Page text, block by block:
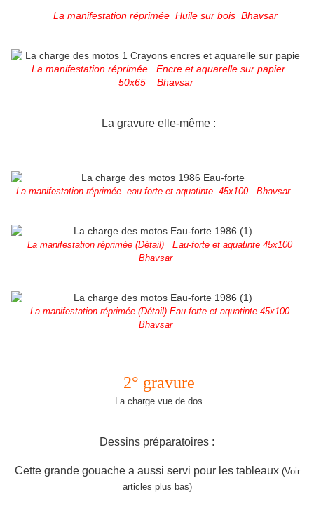
La manifestation réprimée Huile sur bois Bhavsar
La manifestation réprimée Encre et aquarelle sur papier
50x65 Bhavsar
La gravure elle-même :
La manifestation réprimée eau-forte et aquatinte 45x100 Bhavsar
La manifestation réprimée (Détail) Eau-forte et aquatinte 45x100
Bhavsar
La manifestation réprimée (Détail) Eau-forte et aquatinte 45x100
Bhavsar
2° gravure
La charge vue de dos
Dessins préparatoires :
Cette grande gouache a aussi servi pour les tableaux (Voir
articles plus bas)